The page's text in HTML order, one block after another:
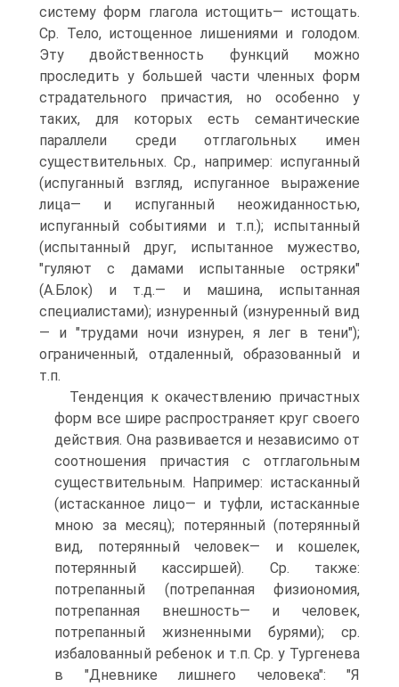
систему форм глагола истощить— истощать.
Ср. Тело, истощенное лишениями и голодом.
Эту двойственность функций можно
проследить у большей части членных форм
страдательного причастия, но особенно у
таких, для которых есть семантические
параллели среди отглагольных имен
существительных. Ср., например: испуганный
(испуганный взгляд, испуганное выражение
лица— и испуганный неожиданностью,
испуганный событиями и т.п.); испытанный
(испытанный друг, испытанное мужество,
"гуляют с дамами испытанные остряки"
(А.Блок) и т.д.— и машина, испытанная
специалистами); изнуренный (изнуренный вид
— и "трудами ночи изнурен, я лег в тени");
ограниченный, отдаленный, образованный и
т.п.
Тенденция к окачествлению причастных
форм все шире распространяет круг своего
действия. Она развивается и независимо от
соотношения причастия с отглагольным
существительным. Например: истасканный
(истасканное лицо— и туфли, истасканные
мною за месяц); потерянный (потерянный
вид, потерянный человек— и кошелек,
потерянный кассиршей). Ср. также:
потрепанный (потрепанная физиономия,
потрепанная внешность— и человек,
потрепанный жизненными бурями); ср.
избалованный ребенок и т.п. Ср. у Тургенева
в "Дневнике лишнего человека": "Я